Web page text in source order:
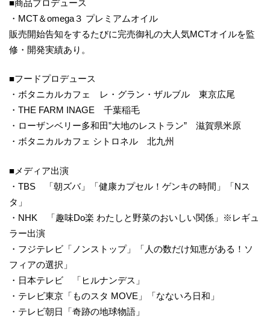
■商品プロデュース
・MCT＆omega３ プレミアムオイル
販売開始告知をするたびに完売御礼の大人気MCTオイルを監
修・開発実績あり。
■フードプロデュース
・ボタニカルカフェ レ・グラン・ザルブル 東京広尾
・THE FARM INAGE 千葉稲毛
・ローザンベリー多和田”大地のレストラン” 滋賀県米原
・ボタニカルカフェ シトロネル 北九州
■メディア出演
・TBS 「朝ズバ」「健康カプセル！ゲンキの時間」「Nス
タ」
・NHK 「趣味Do楽 わたしと野菜のおいしい関係」※レギュ
ラー出演
・フジテレビ「ノンストップ」「人の数だけ知恵がある！ソ
フィアの選択」
・日本テレビ 「ヒルナンデス」
・テレビ東京「ものスタ MOVE」「なないろ日和」
・テレビ朝日「奇跡の地球物語」